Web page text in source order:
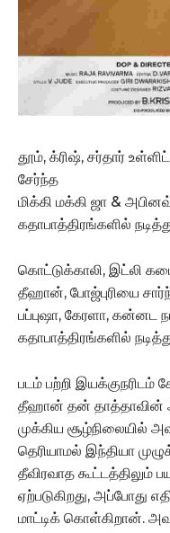
தூம், க்ரிஷ், சர்தார்
சேர்ந்த
மிக்கி மக்கி ஜா &
கதாபாத்திரங்களில்
கொட்டுக்காலி, இட்லி
தீஹான், போஜ்புரியை
பப்புஷா, கேரளா, கன்னட
கதாபாத்திரங்களில்
படம் பற்றி இயக்குநரிடம்
தீஹான் தன் தாத்தாவின்
முக்கிய சூழ்நிலையில்
தெரியாமல் இந்தியா
தீவிரவாத கூட்டத்திலும்
ஏற்படுகிறது, அப்போது
மாட்டிக் கொள்கிறான்.